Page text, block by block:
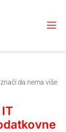
da nema više